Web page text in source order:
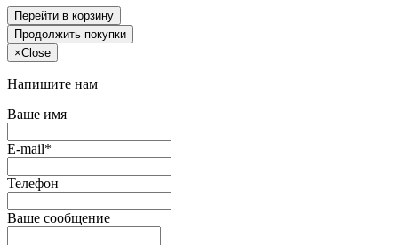
Перейти в корзину
Продолжить покупки
×Close
Напишите нам
Ваше имя
E-mail*
Телефон
Ваше сообщение